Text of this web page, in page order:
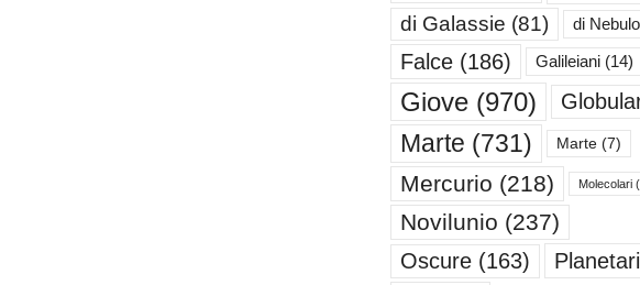
di Galassie (81) di
Falce(186) Galileiani(14)
Giove(970)
Marte (731) Marte(7)
Mercurio (218) Molecolari
Novilunio (237)
Oscure(163)